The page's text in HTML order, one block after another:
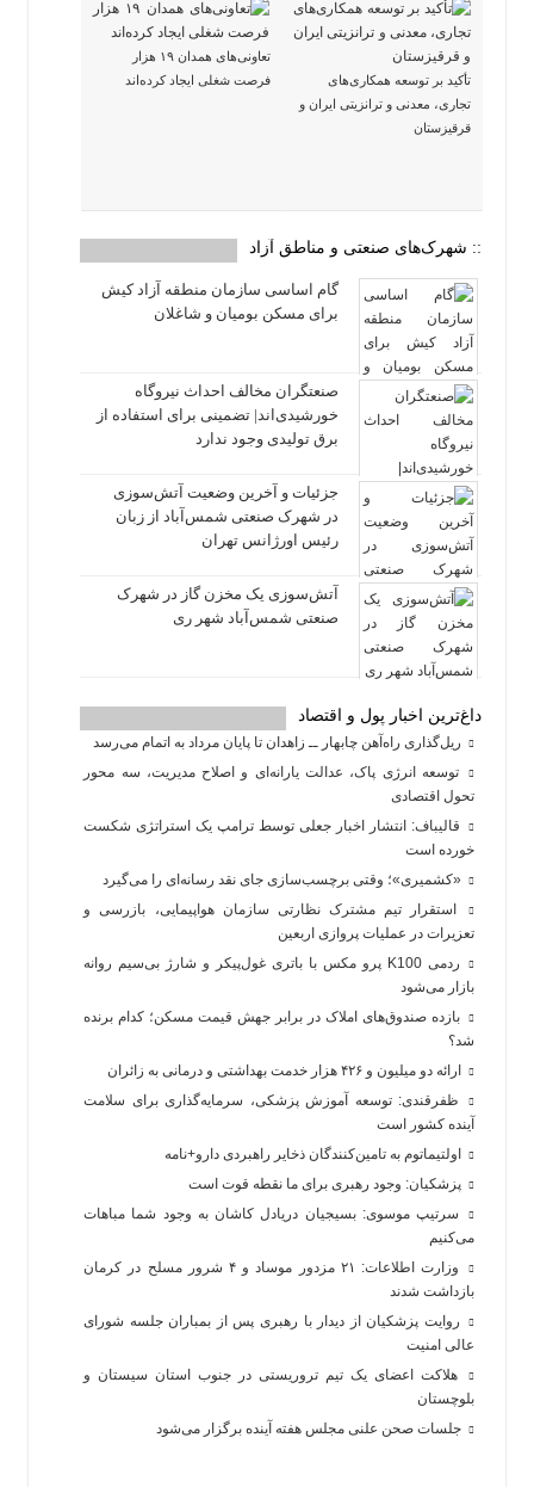
تأکید بر توسعه همکاری‌های
تجاری، معدنی و ترانزیتی ایران و
قرقیزستان
تعاونی‌های همدان ۱۹ هزار
فرصت شغلی ایجاد کرده‌اند
:: شهرک‌های صنعتی و مناطق آزاد
گام اساسی سازمان منطقه آزاد کیش
برای مسکن بومیان و شاغلان
صنعتگران مخالف احداث نیروگاه
خورشیدی‌اند| تضمینی برای استفاده از
برق تولیدی وجود ندارد
جزئیات و آخرین وضعیت آتش‌سوزی
در شهرک صنعتی شمس‌آباد از زبان
رئیس اورژانس تهران
آتش‌سوزی یک مخزن گاز در شهرک
صنعتی شمس‌آباد شهر ری
داغ‌ترین اخبار پول و اقتصاد
ریل‌گذاری راه‌آهن چابهار ــ زاهدان تا پایان مرداد به اتمام می‌رسد
توسعه انرژی پاک، عدالت یارانه‌ای و اصلاح مدیریت، سه محور
تحول اقتصادی
قالیباف: انتشار اخبار جعلی توسط ترامپ یک استراتژی شکست
خورده است
«کشمیری»؛ وقتی برچسب‌سازی جای نقد رسانه‌ای را می‌گیرد
استقرار تیم مشترک نظارتی سازمان هواپیمایی، بازرسی و
تعزیرات در عملیات پروازی اربعین
ردمی K100 پرو مکس با باتری غول‌پیکر و شارژ بی‌سیم روانه
بازار می‌شود
بازده صندوق‌های املاک در برابر جهش قیمت مسکن؛ کدام برنده
شد؟
ارائه دو میلیون و ۴۲۶ هزار خدمت بهداشتی و درمانی به زائران
ظفرقندی: توسعه آموزش پزشکی، سرمایه‌گذاری برای سلامت
آینده کشور است
اولتیماتوم به تامین‌کنندگان ذخایر راهبردی دارو+نامه
پزشکیان: وجود رهبری برای ما نقطه قوت است
سرتیپ موسوی: بسیجیان دریادل کاشان به وجود شما مباهات
می‌کنیم
وزارت اطلاعات: ۲۱ مزدور موساد و ۴ شرور مسلح در کرمان
بازداشت شدند
روایت پزشکیان از دیدار با رهبری پس از بمباران جلسه شورای
عالی امنیت
هلاکت اعضای یک تیم تروریستی در جنوب استان سیستان و
بلوچستان
جلسات صحن علنی مجلس هفته آینده برگزار می‌شود